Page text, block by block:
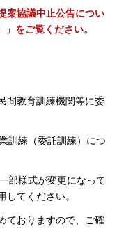
案協議中止公告につい
をご覧ください。
間教育訓練機関等に委
訓練（委託訓練）につ
部様式が変更になって
てください。
ておりますので、ご確